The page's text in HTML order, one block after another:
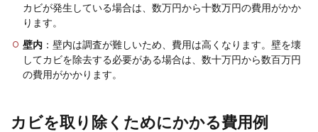
カビが発生している場合は、数万円から十数万円の費用がかか
ります。
壁内 ：壁内は調査が難しいため、費用は高くなります。壁を壊
してカビを除去する必要がある場合は、数十万円から数百万円
の費用がかかります。
カビを取り除くためにかかる費用例